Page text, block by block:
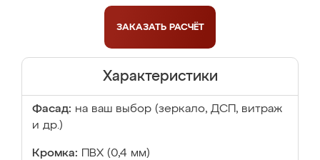
ЗАКАЗАТЬ РАСЧЁТ
Характеристики
Фасад: на ваш выбор (зеркало, ДСП, витраж
и др.)
Кромка: ПВХ (0,4 мм)